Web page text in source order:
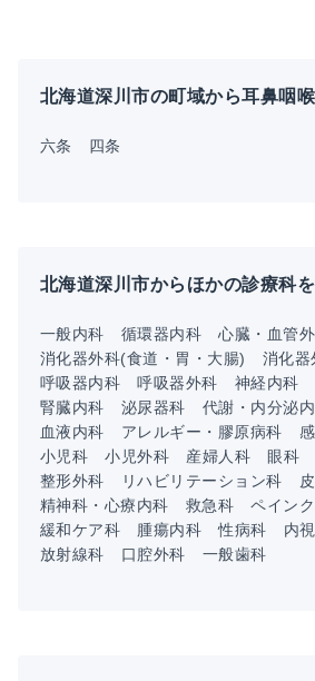
北海道深川市の町域から耳鼻咽
六条 四条
北海道深川市からほかの診療科
一般内科 循環器内科 心臓・血管
消化器外科(食道・胃・大腸)
消化器
呼吸器内科
呼吸器外科 神経内科
腎臓内科
泌尿器科 代謝・内分泌
血液内科
アレルギー・膠原病科
小児科
小児外科 産婦人科 眼科
整形外科
リハビリテーション科
精神科・心療内科
救急科
ペイン
緩和ケア科
腫瘍内科 性病科 内
放射線科
口腔外科 一般歯科